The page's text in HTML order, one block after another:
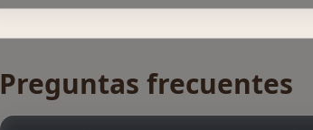
Preguntas frecuentes